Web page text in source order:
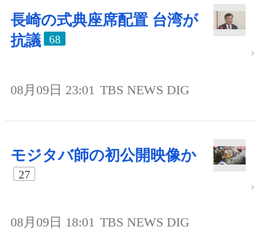
長崎の式典座席配置 台湾が
抗議
68
08月09日 23:01 TBS NEWS DIG
モジタバ師の初公開映像か
27
08月09日 18:01 TBS NEWS DIG